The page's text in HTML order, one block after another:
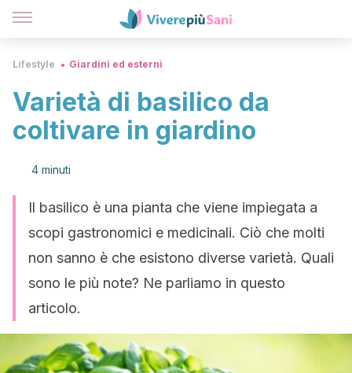
Lifestyle Giardini ed esterni
Varietà di basilico da
coltivare in giardino
4 minuti
Il basilico è una pianta che viene impiegata a
scopi gastronomici e medicinali. Ciò che molti
non sanno è che esistono diverse varietà. Quali
sono le più note? Ne parliamo in questo
articolo.